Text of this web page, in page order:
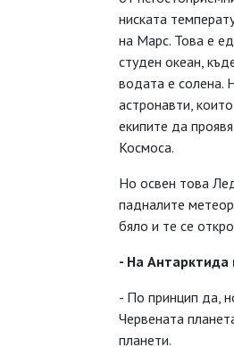
ниската
на Марс. Това е
студен океан,
водата е солена.
астронавти,
екипите да
Космоса.
Но освен това
падналите
бяло и те се
- На Антарктида
- По принцип да,
Червената
планети.